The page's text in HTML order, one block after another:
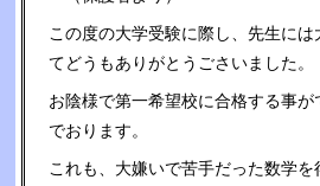
この度の大学受験に際し、先生に
てどうもありがとうごさいました。
お陰様で第一希望校に合格する事
でおります。
これも、大嫌いで苦手だった数学